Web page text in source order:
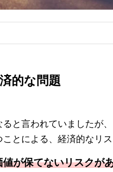
的な問題
と言われていましたが
とによる、経済的なリス
が保てないリスクが